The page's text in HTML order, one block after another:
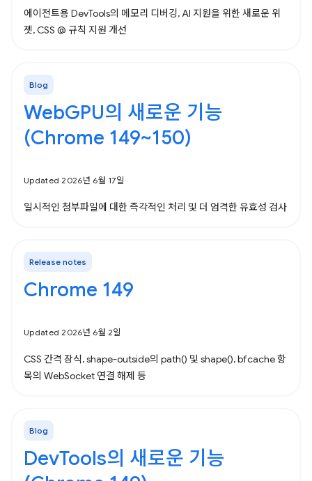
에이전트용 DevTools의 메모리 디버깅, AI 지원을 위한 새로운 위
젯, CSS @ 규칙 지원 개선
Blog
WebGPU의 새로운 기능
(Chrome 149~150)
Updated 2026년 6월 17일
일시적인 첨부파일에 대한 즉각적인 처리 및 더 엄격한 유효성 검사
Release notes
Chrome 149
Updated 2026년 6월 2일
CSS 간격 장식, shape-outside의 path() 및 shape(), bfcache 항
목의 WebSocket 연결 해제 등
Blog
DevTools의 새로운 기능